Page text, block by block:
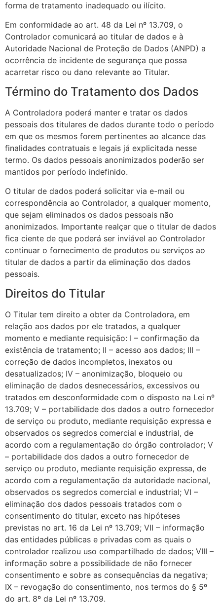
forma de tratamento inadequado ou ilícito.
Em conformidade ao art. 48 da Lei nº 13.709, o
Controlador comunicará ao titular de dados e à
Autoridade Nacional de Proteção de Dados (ANPD) a
ocorrência de incidente de segurança que possa
acarretar risco ou dano relevante ao Titular.
Término do Tratamento dos Dados
A Controladora poderá manter e tratar os dados
pessoais dos titulares de dados durante todo o período
em que os mesmos forem pertinentes ao alcance das
finalidades contratuais e legais já explicitada nesse
termo. Os dados pessoais anonimizados poderão ser
mantidos por período indefinido.
O titular de dados poderá solicitar via e-mail ou
correspondência ao Controlador, a qualquer momento,
que sejam eliminados os dados pessoais não
anonimizados. Importante realçar que o titular de dados
fica ciente de que poderá ser inviável ao Controlador
continuar o fornecimento de produtos ou serviços ao
titular de dados a partir da eliminação dos dados
pessoais.
Direitos do Titular
O Titular tem direito a obter da Controladora, em
relação aos dados por ele tratados, a qualquer
momento e mediante requisição: I – confirmação da
existência de tratamento; II – acesso aos dados; III –
correção de dados incompletos, inexatos ou
desatualizados; IV – anonimização, bloqueio ou
eliminação de dados desnecessários, excessivos ou
tratados em desconformidade com o disposto na Lei nº
13.709; V – portabilidade dos dados a outro fornecedor
de serviço ou produto, mediante requisição expressa e
observados os segredos comercial e industrial, de
acordo com a regulamentação do órgão controlador; V
– portabilidade dos dados a outro fornecedor de
serviço ou produto, mediante requisição expressa, de
acordo com a regulamentação da autoridade nacional,
observados os segredos comercial e industrial; VI –
eliminação dos dados pessoais tratados com o
consentimento do titular, exceto nas hipóteses
previstas no art. 16 da Lei nº 13.709; VII – informação
das entidades públicas e privadas com as quais o
controlador realizou uso compartilhado de dados; VIII –
informação sobre a possibilidade de não fornecer
consentimento e sobre as consequências da negativa;
IX – revogação do consentimento, nos termos do § 5º
do art. 8º da Lei nº 13.709.